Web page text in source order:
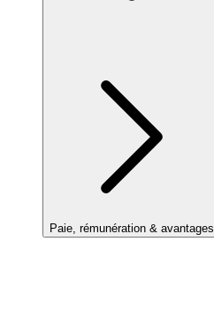
Paie, rémunération & avantages